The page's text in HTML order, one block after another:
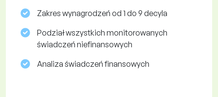
Zakres wynagrodzeń od 1 do 9 decyla
Podział wszystkich monitorowanych
świadczeń niefinansowych
Analiza świadczeń finansowych